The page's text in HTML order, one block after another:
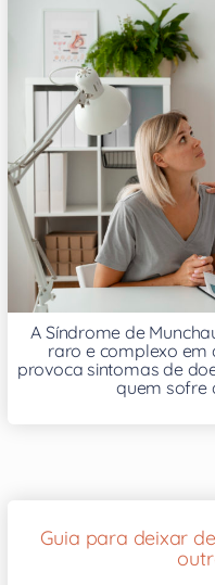
A Síndrome de
raro e complexo em
provoca sintomas de
quem sofre
Guia para deixar